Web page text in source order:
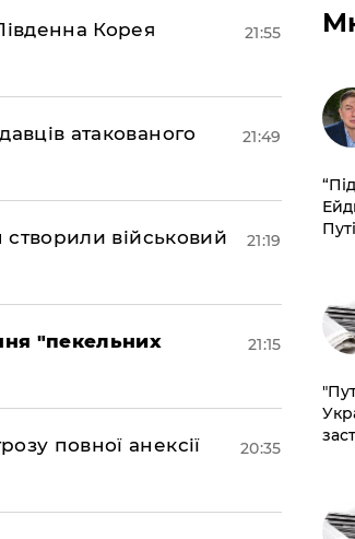
Корея
21:55
атакованого
21:49
створили військовий
21:19
"пекельних
21:15
повної анексії
20:35